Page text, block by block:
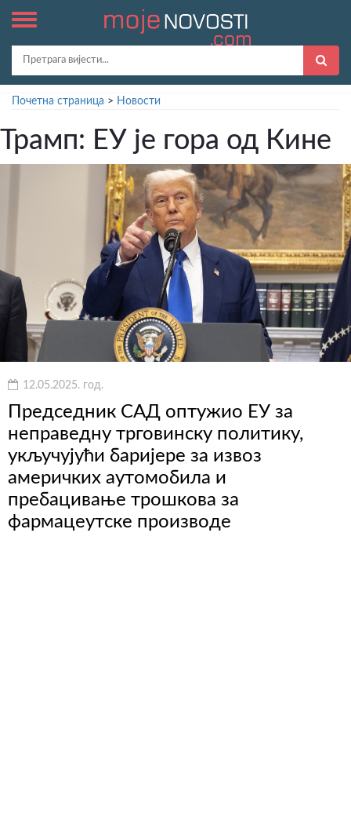
Почетна страница > Новости
Трамп: ЕУ је горa од Кине
12.05.2025. год.
Председник САД оптужио ЕУ за
неправедну трговинску политику,
укључујући баријере за извоз
америчких аутомобила и
пребацивање трошкова за
фармацеутске производе